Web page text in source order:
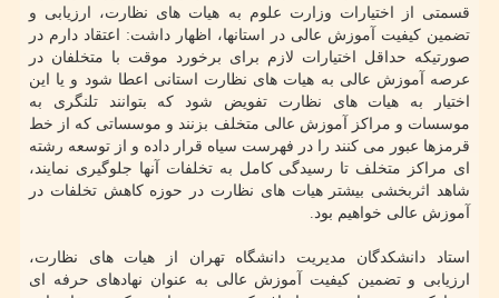
قسمتی از اختیارات وزارت علوم به هیات های نظارت، ارزیابی و
تضمین کیفیت آموزش عالی در استانها، اظهار داشت: اعتقاد دارم در
صورتیکه حداقل اختیارات لازم برای برخورد موقت با متخلفان در
عرصه آموزش عالی به هیات های نظارت استانی اعطا شود و یا این
اختیار به هیات های نظارت تفویض شود که بتوانند تلنگری به
موسسات و مراکز آموزش عالی متخلف بزنند و موسساتی که از خط
قرمزها عبور می کنند را در فهرست سیاه قرار داده و از توسعه رشته
ای مراکز متخلف تا رسیدگی کامل به تخلفات آنها جلوگیری نمایند،
شاهد اثربخشی بیشتر هیات های نظارت در حوزه کاهش تخلفات در
آموزش عالی خواهیم بود.
استاد دانشکدگان مدیریت دانشگاه تهران از هیات های نظارت،
ارزیابی و تضمین کیفیت آموزش عالی به عنوان نهادهای حرفه ای